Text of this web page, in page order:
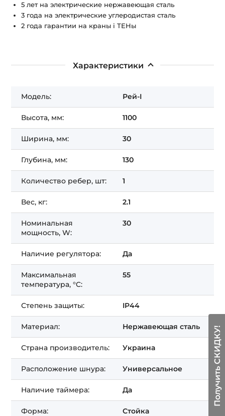
5 лет на электрические нержавеющая сталь
3 года на электрические углеродистая сталь
2 года гарантии на краны і ТЕНы
Характеристики
Модель: Рей-І
Высота, мм: 1100
Ширина, мм: 30
Глубина, мм: 130
Количество ребер, шт: 1
Вес, кг: 2.1
Номинальная
мощность, W:
30
Наличие регулятора: Да
Максимальная
температура, °C:
55
Степень защиты: IP44
Материал: Нержавеющая сталь
Страна производитель: Украина
Расположение шнура: Универсальное
Наличие таймера: Да
Форма: Стойка
Получить СКИДКУ!